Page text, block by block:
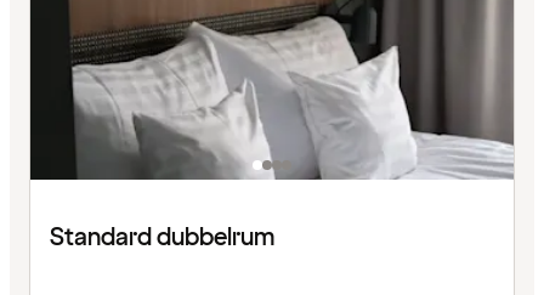
Standard dubbelrum